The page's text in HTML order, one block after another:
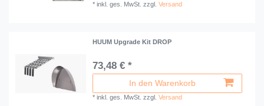
*inkl. ges. MwSt. zzgl.Versand
HUUM Upgrade Kit DROP
73,48 € *
In den Warenkorb
*inkl. ges. MwSt. zzgl.Versand